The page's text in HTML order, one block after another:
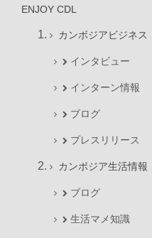
ENJOY CDL
カンボジアビジネス
インタビュー
インターン情報
ブログ
プレスリリース
カンボジア生活情報
ブログ
生活マメ知識